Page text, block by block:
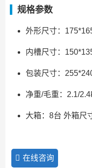
规格参数
外形尺寸：
内槽尺寸：
包装尺寸：
净重/毛重：2.1/
大箱：8台 外箱尺
在线咨询